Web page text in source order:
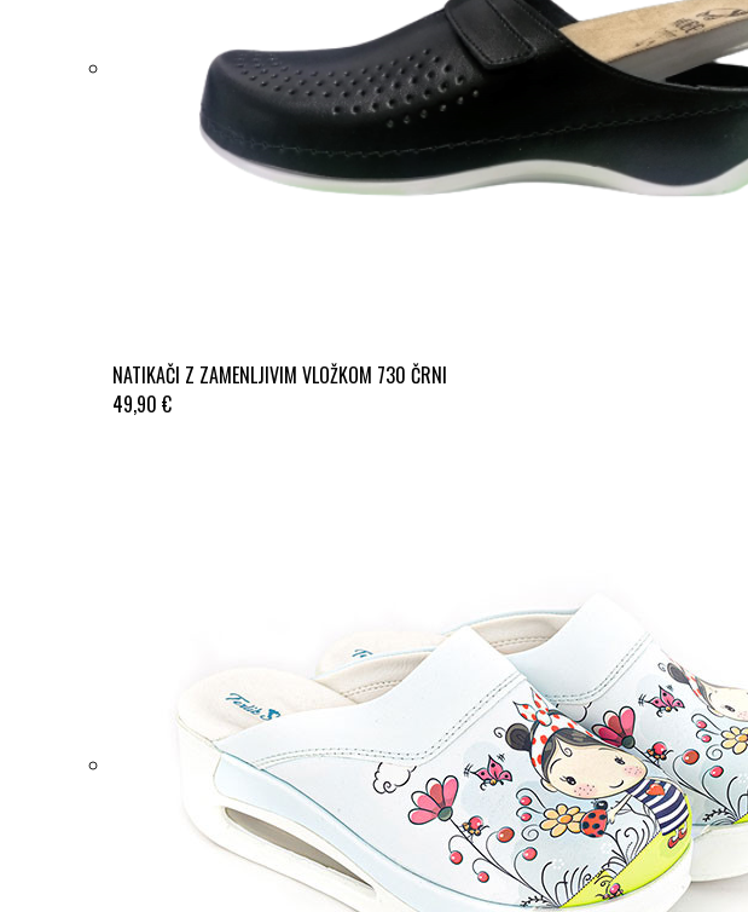
NATIKAČI Z ZAMENLJIVIM VLOŽKOM 730 ČRNI
49,90 €